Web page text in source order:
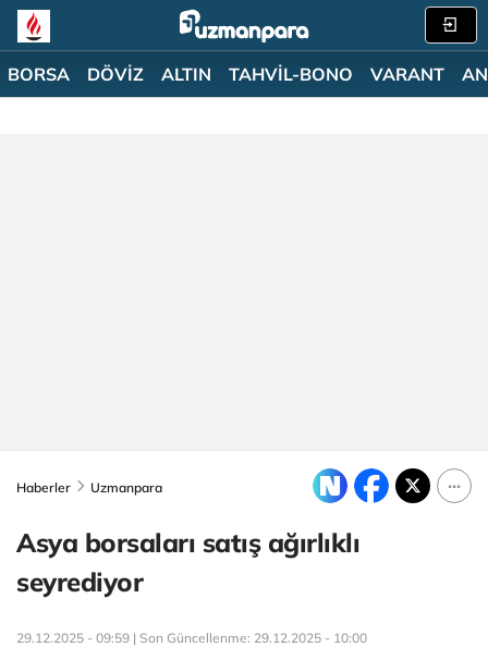
BORSA DÖVİZ ALTIN TAHVİL-BONO VARANT
Haberler Uzmanpara
Asya borsaları satış ağırlıklı
seyrediyor
29.12.2025 - 09:59 | Son Güncellenme: 29.12.2025 - 10:00